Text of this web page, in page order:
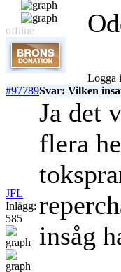
offline
Logga
#97789Svar: Vilken
JFL
Inlägg:
585
Ja det
flera
insåg